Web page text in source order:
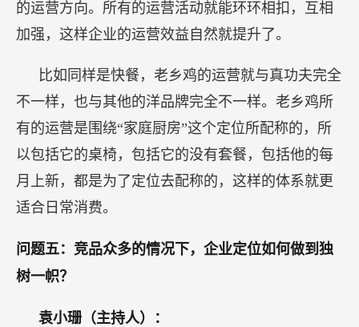
的运营方向。所有的运营活动就能环环相扣，互相
加强，这样企业的运营效益自然就提升了。
比如同样是快餐，老乡鸡的运营就与真功夫完全
不一样，也与其他的洋品牌完全不一样。老乡鸡所
有的运营是围绕“家庭厨房”这个定位所配称的，所
以包括它的桌椅，包括它的没有套餐，包括他的每
月上新，都是为了定位去配称的，这样的体系就更
适合日常消费。
问题五：竞品众多的情况下，企业定位如何做到独
树一帜？
袁小珊（主持人）：